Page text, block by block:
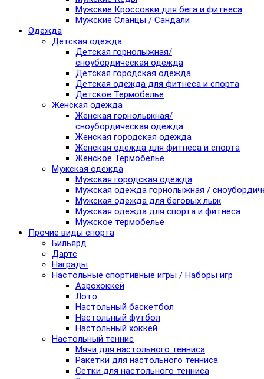
Мужские Кроссовки для бега и фитнеса
Мужские Сланцы / Сандали
Одежда
Детская одежда
Детская горнолыжная/
сноубордическая одежда
Детская городская одежда
Детская одежда для фитнеса и спорта
Детское Термобелье
Женская одежда
Женская горнолыжная/
сноубордическая одежда
Женская городская одежда
Женская одежда для фитнеса и спорта
Женское Термобелье
Мужская одежда
Мужская городская одежда
Мужская одежда горнолыжная /
Мужская одежда для беговых лыж
Мужская одежда для спорта и фитнеса
Мужское термобелье
Прочие виды спорта
Бильярд
Дартс
Награды
Настольные спортивные игры / Наборы игр
Аэрохоккей
Лото
Настольный баскетбол
Настольный футбол
Настольный хоккей
Настольный теннис
Мячи для настольного тенниса
Ракетки для настольного тенниса
Сетки для настольного тенниса